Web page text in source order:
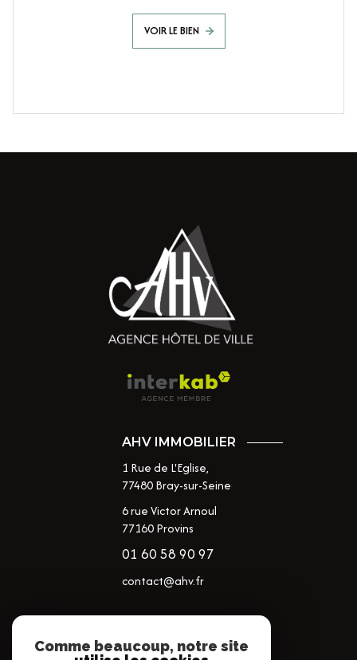
VOIR LE BIEN
AHV IMMOBILIER
1 Rue de L'Eglise,
77480Bray-sur-Seine
6 rue Victor Arnoul
77160 Provins
01 60 58 90 97
contact@ahv.fr
NOS RÉSEAUX
Comme beaucoup, notre site